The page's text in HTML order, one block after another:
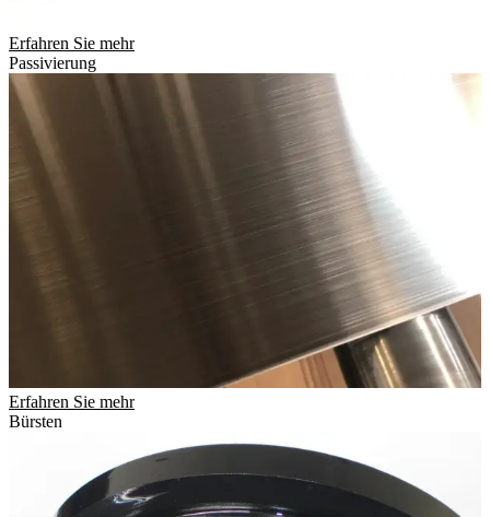
Erfahren Sie mehr
Passivierung
Erfahren Sie mehr
Bürsten